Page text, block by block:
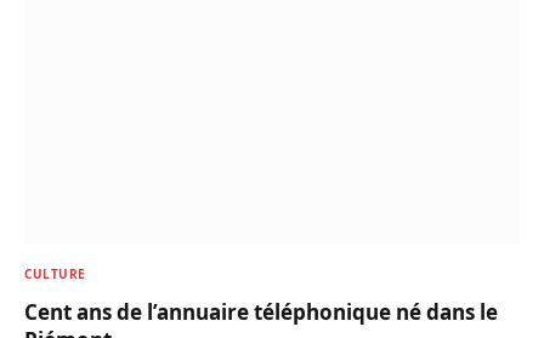
CULTURE
Cent ans de l’annuaire téléphonique né dans le